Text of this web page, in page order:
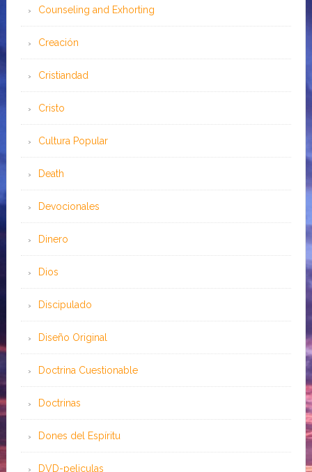
Counseling and Exhorting
Creación
Cristiandad
Cristo
Cultura Popular
Death
Devocionales
Dinero
Dios
Discipulado
Diseño Original
Doctrina Cuestionable
Doctrinas
Dones del Espíritu
DVD-peliculas